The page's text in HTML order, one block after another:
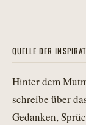
QUELLE DER
Hinter dem
schreibe über
Gedanken,